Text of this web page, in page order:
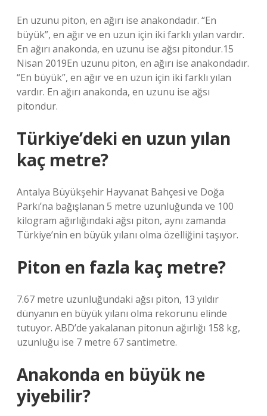
En uzunu piton, en ağırı ise anakondadır. “En
büyük”, en ağır ve en uzun için iki farklı yılan vardır.
En ağırı anakonda, en uzunu ise ağsı pitondur.15
Nisan 2019En uzunu piton, en ağırı ise anakondadır.
“En büyük”, en ağır ve en uzun için iki farklı yılan
vardır. En ağırı anakonda, en uzunu ise ağsı
pitondur.
Türkiye’deki en uzun yılan
kaç metre?
Antalya Büyükşehir Hayvanat Bahçesi ve Doğa
Parkı’na bağışlanan 5 metre uzunluğunda ve 100
kilogram ağırlığındaki ağsı piton, aynı zamanda
Türkiye’nin en büyük yılanı olma özelliğini taşıyor.
Piton en fazla kaç metre?
7.67 metre uzunluğundaki ağsı piton, 13 yıldır
dünyanın en büyük yılanı olma rekorunu elinde
tutuyor. ABD’de yakalanan pitonun ağırlığı 158 kg,
uzunluğu ise 7 metre 67 santimetre.
Anakonda en büyük ne
yiyebilir?